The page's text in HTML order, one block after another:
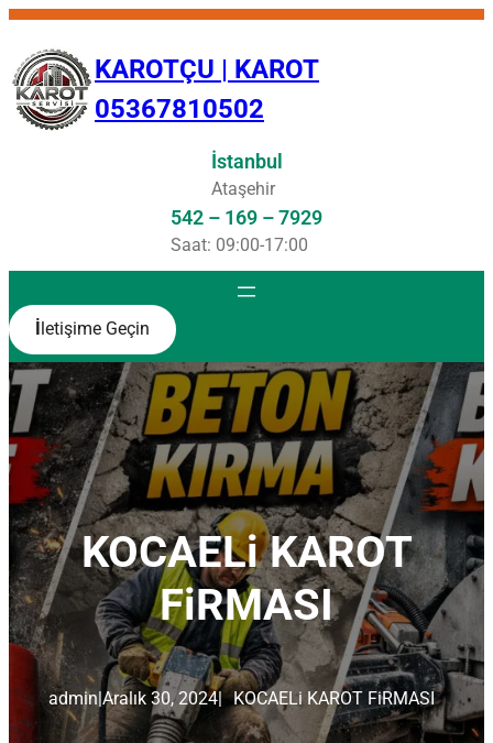
İçeriğe
KAROTÇU | KAROT
05367810502
İstanbul
Ataşehir
542 – 169 – 7929
Saat: 09:00-17:00
letişime Geçin
KOCAELi KAROT
FiRMASI
admin| Aralık 30, 2024| KOCAELi KAROT FiRMASI